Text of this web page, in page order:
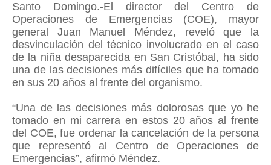
Santo Domingo.-El director del Centro de
Operaciones de Emergencias (COE), mayor
general Juan Manuel Méndez, reveló que la
desvinculación del técnico involucrado en el caso
de la niña desaparecida en San Cristóbal, ha sido
una de las decisiones más difíciles que ha tomado
en sus 20 años al frente del organismo.
“Una de las decisiones más dolorosas que yo he
tomado en mi carrera en estos 20 años al frente
del COE, fue ordenar la cancelación de la persona
que representó al Centro de Operaciones de
Emergencias”, afirmó Méndez.